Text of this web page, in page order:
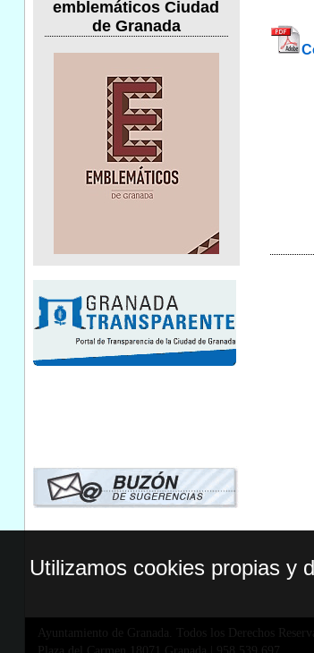
emblemáticos Ciudad
de Granada
Ayuntamiento de Granada. Todos los Derechos
Utilizamos cookies propias y